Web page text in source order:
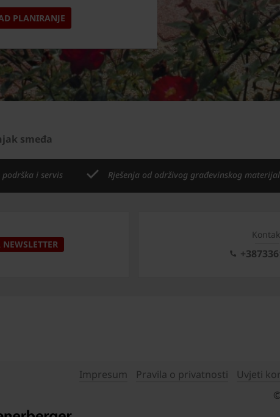
PLANIRANJE
smeđa
i servis Rješenja od održivog građevinskog
Impresum Pravila o privatnosti Uvjeti